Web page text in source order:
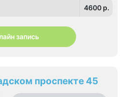
4600 p.
запись
проспекте 45